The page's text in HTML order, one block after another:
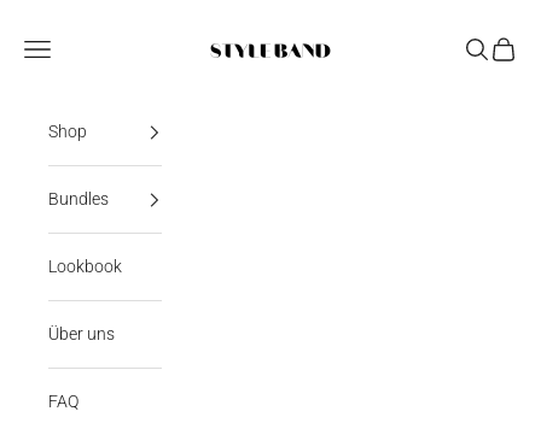
Navigationsmenü öffnen
Suche
Shop
Bundles
Lookbook
Über uns
FAQ